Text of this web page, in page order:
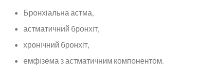
Бронхіальна астма,
астматичний бронхіт,
хронічний бронхіт,
емфізема з астматичним компонентом.